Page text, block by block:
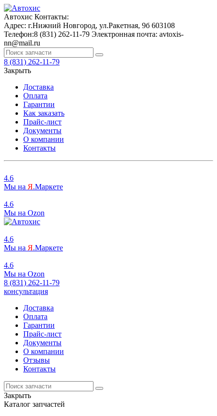
Автохис Контакты:
Адрес: г.Нижний Новгород, ул.Ракетная, 9б 603108
Телефон:8 (831) 262-11-79 Электронная почта: avtoxis-
nn@mail.ru
8 (831) 262-11-79
Закрыть
Доставка
Оплата
Гарантии
Как заказать
Прайс-лист
Документы
О компании
Контакты
4.6
Мы на Я.Маркете
4.6
Мы на Ozon
4.6
Мы на Я.Маркете
4.6
Мы на Ozon
8 (831) 262-11-79
консультация
Доставка
Оплата
Гарантии
Прайс-лист
Документы
О компании
Отзывы
Контакты
Закрыть
Каталог запчастей